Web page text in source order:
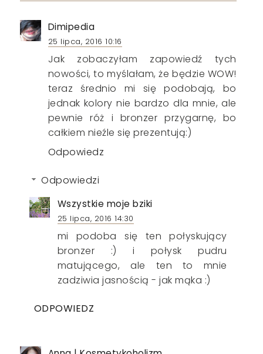
Dimipedia
25 lipca, 2016 10:16
Jak zobaczyłam zapowiedź tych
nowości, to myślałam, że będzie WOW!
teraz średnio mi się podobają, bo
jednak kolory nie bardzo dla mnie, ale
pewnie róż i bronzer przygarnę, bo
całkiem nieźle się prezentują:)
Odpowiedz
Odpowiedzi
Wszystkie moje bziki
25 lipca, 2016 14:30
mi podoba się ten połyskujący
bronzer :) i połysk pudru
matującego, ale ten to mnie
zadziwia jasnością - jak mąka :)
ODPOWIEDZ